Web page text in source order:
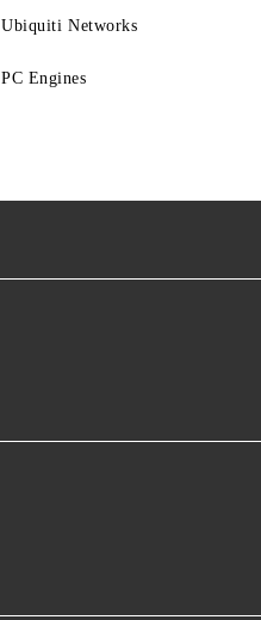
Ubiquiti Networks
PC Engines